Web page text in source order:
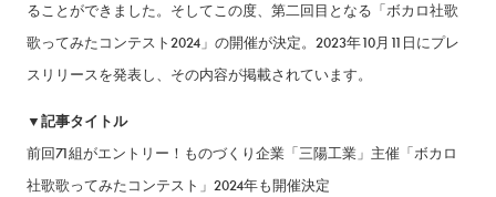
ることができました。そしてこの度、第二回目となる「ボカロ社歌
歌ってみたコンテスト2024」の開催が決定。2023年10月11日にプレ
スリリースを発表し、その内容が掲載されています。
▼記事タイトル
前回71組がエントリー！ものづくり企業「三陽工業」主催「ボカロ
社歌歌ってみたコンテスト」2024年も開催決定